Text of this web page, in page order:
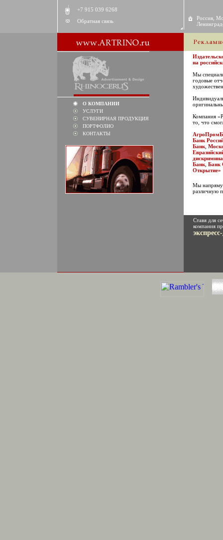
+7 915 039 6268
Обратная связь
Россия,
О КОМПАНИИ
УСЛУГИ
СУВЕНИРНАЯ ПРОДУКЦИЯ
ПОРТФОЛИО
КОНТАКТЫ
на
Мы
годовые
Компания
то, что
Банк
Банк
Банк Банк
Открытие»
Мы
различную
Ставя для
компания